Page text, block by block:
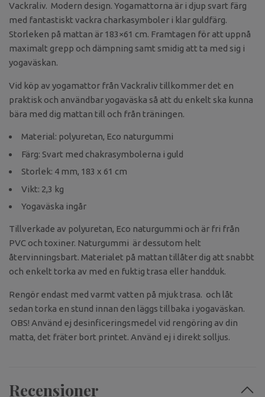
Vackraliv. Modern design. Yogamattorna är i djup svart färg
med fantastiskt vackra charkasymboler i klar guldfärg.
Storleken på mattan är 183×61 cm. Framtagen för att uppnå
maximalt grepp och dämpning samt smidig att ta med sig i
yogaväskan.
Vid köp av yogamattor från Vackraliv tillkommer det en
praktisk och användbar yogaväska så att du enkelt ska kunna
bära med dig mattan till och från träningen.
Material: polyuretan, Eco naturgummi
Färg: Svart med chakrasymbolerna i guld
Storlek: 4 mm, 183 x 61 cm
Vikt: 2,3 kg
Yogaväska ingår
Tillverkade av polyuretan, Eco naturgummi och är fri från
PVC och toxiner. Naturgummi är dessutom helt
återvinningsbart. Materialet på mattan tillåter dig att snabbt
och enkelt torka av med en fuktig trasa eller handduk.
Rengör endast med varmt vatten på mjuk trasa. och låt
sedan torka en stund innan den läggs tillbaka i yogaväskan.
OBS! Använd ej desinficeringsmedel vid rengöring av din
matta, det fräter bort printet. Använd ej i direkt solljus.
Recensioner